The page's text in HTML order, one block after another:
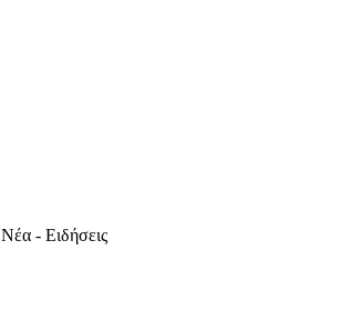
Νέα - Ειδήσεις